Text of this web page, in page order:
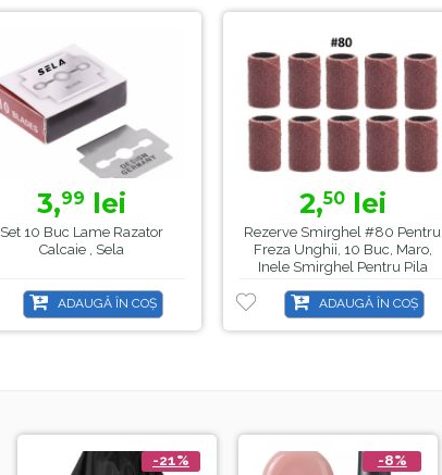
3,99 lei
Set 10 Buc Lame Razator
Calcaie , Sela
ADAUGĂ ÎN COȘ
2,50lei
Rezerve Smirghel #80 Pentru
Freza Unghii, 10 Buc, Maro,
Inele Smirghel Pentru Pila
ADAUGĂ ÎN COȘ
-21% -8%